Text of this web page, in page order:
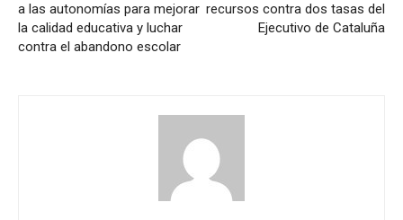
a las autonomías para mejorar
la calidad educativa y luchar
contra el abandono escolar
recursos contra dos tasas del
Ejecutivo de Cataluña